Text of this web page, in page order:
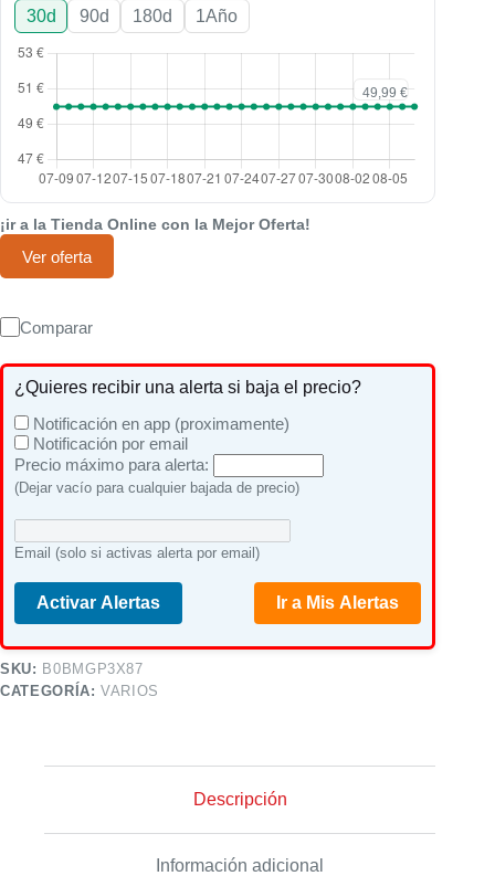
30d 90d 180d 1Año
¡ir a la Tienda Online con la Mejor Oferta!
Ver oferta
Comparar
¿Quieres recibir una alerta si baja el precio?
Notificación en app (proximamente)
Notificación por email
Precio máximo para alerta:
(Dejar vacío para cualquier bajada de precio)
Email (solo si activas alerta por email)
Activar Alertas Ir a Mis Alertas
SKU: B0BMGP3X87
CATEGORÍA:VARIOS
Descripción
Información adicional